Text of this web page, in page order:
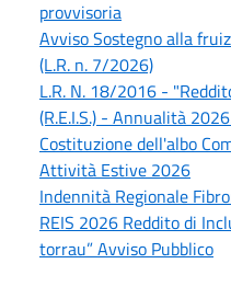
provvisoria
Avviso Sostegno alla
(L.R. n. 7/2026)
L.R. N. 18/2016 -
(R.E.I.S.) - Annualità
Costituzione dell'albo
Attività Estive 2026
Indennità Regionale
REIS 2026 Reddito di
torrau” Avviso Pubblico